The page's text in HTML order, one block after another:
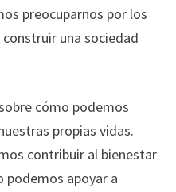
preocuparnos por los
una sociedad
cómo podemos
propias vidas.
contribuir al bienestar
podemos apoyar a